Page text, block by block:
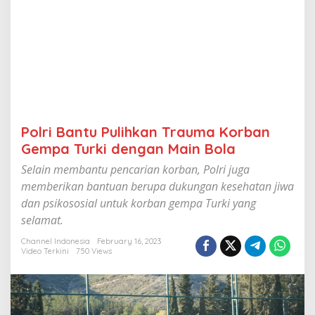
a
n
G
e
m
a
r
i
d
e
n
Polri Bantu Pulihkan Trauma Korban
Gempa Turki dengan Main Bola
Selain membantu pencarian korban, Polri juga
memberikan bantuan berupa dukungan kesehatan jiwa
dan psikososial untuk korban gempa Turki yang
selamat.
Channel Indonesia
February 16, 2023
Video Terkini
750 Views